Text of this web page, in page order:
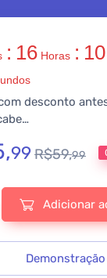
: 16 Horas : 10
desconto
99R$59,99
Adicionar
Demonstração